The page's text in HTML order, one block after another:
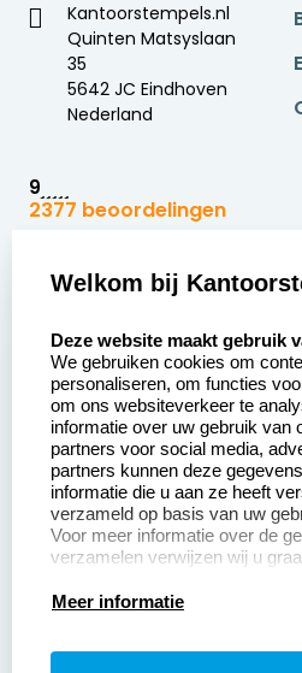
Kantoorstempels.nl
Quinten Matsyslaan
35
5642 JC Eindhoven
Nederland
9
2377 beoordelingen
Zakelijk:
Aanvraag op maat
Betaling &
Verzending
Wederverkoper
worden
Sale
Productinformatie:
Instructiepagina
Welkom bij
Deze website maakt gebruik
We gebruiken cookies om
personaliseren, om functies
om ons websiteverkeer te
informatie over uw gebruik van
partners voor social media,
partners kunnen deze
informatie die u aan ze heeft
verzameld op basis van uw
Voor meer informatie over de
verzamelen verwijzen wij u
Meer informatie